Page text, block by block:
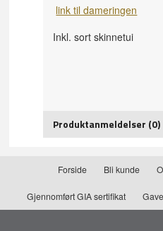
link til dameringen
Inkl. sort skinnetui
Produktanmeldelser (0)
Forside Bli kunde
Gjennomført GIA sertifikat